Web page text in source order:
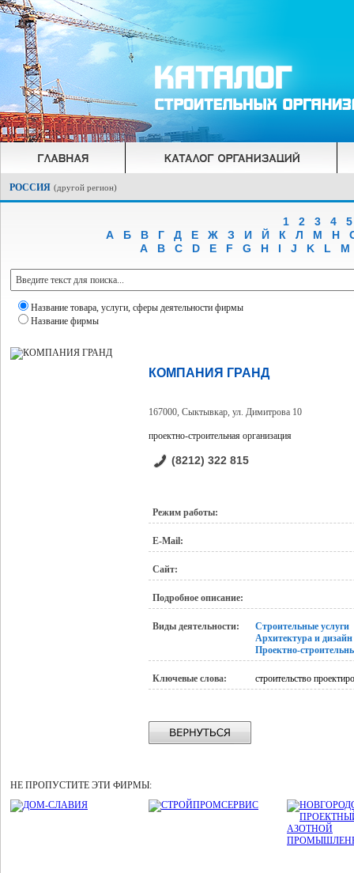
РОССИЯ (другой регион)
1 2 3 4
5
А
Б В Г Д Е Ж З И Й К Л М Н
A
B C D E F G H I J K L M
Название товара, услуги, сферы деятельности фирмы
Название фирмы
КОМПАНИЯ ГРАНД
167000, Сыктывкар, ул. Димитрова 10
проектно-строительная организация
(8212) 322 815
Режим работы:
E-Mail:
Сайт:
Подробное описание:
Виды деятельности:
Строительные услуги
Архитектура и дизайн
Проектно-
Ключевые слова: строительство
НЕ ПРОПУСТИТЕ ЭТИ ФИРМЫ: